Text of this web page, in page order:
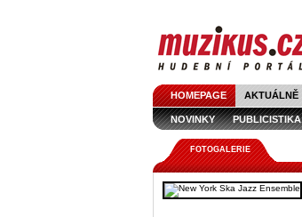
HOMEPAGE AKTUÁLNĚ
NOVINKY PUBLICISTIKA
FOTOGALERIE